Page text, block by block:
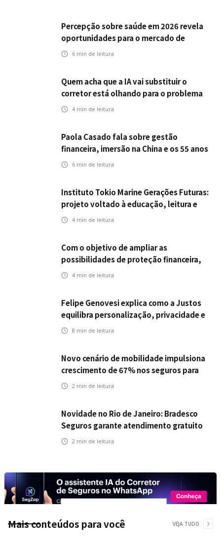
Percepção sobre saúde em 2026 revela
oportunidades para o mercado de
seguros ampliar cobertura e prevenção
6 min de leitura
Quem acha que a IA vai substituir o
corretor está olhando para o problema
errado
4 min de leitura
Paola Casado fala sobre gestão
financeira, imersão na China e os 55 anos
da ENS
6 min de leitura
Instituto Tokio Marine Gerações Futuras:
projeto voltado à educação, leitura e
empregabilidade
4 min de leitura
Com o objetivo de ampliar as
possibilidades de proteção financeira,
Icatu Seguros eleva capital segurado
4 min de leitura
Felipe Genovesi explica como a Justos
equilibra personalização, privacidade e
tecnologia
8 min de leitura
Novo cenário de mobilidade impulsiona
crescimento de 67% nos seguros para
veículos elétricos da Bradesco Seguros
2 min de leitura
Novidade no Rio de Janeiro: Bradesco
Seguros garante atendimento gratuito
na Ponte Rio-Niterói
2 min de leitura
Mais conteúdos para você VEJA TUDO